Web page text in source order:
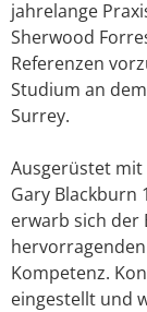
jahrelange
Sherwood
Referenzen
Studium an
Surrey.
Ausgerüstet
Gary Blackburn
erwarb sich der
Kompetenz.
eingestellt und